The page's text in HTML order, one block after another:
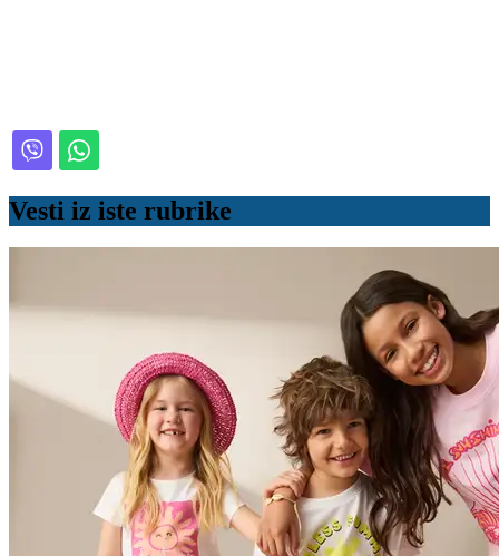
Vesti iz iste rubrike